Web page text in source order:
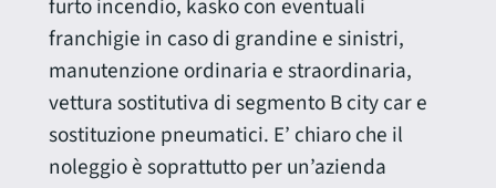
furto incendio, kasko con eventuali
franchigie in caso di grandine e sinistri,
manutenzione ordinaria e straordinaria,
vettura sostitutiva di segmento B city car e
sostituzione pneumatici. E’ chiaro che il
noleggio è soprattutto per un’azienda